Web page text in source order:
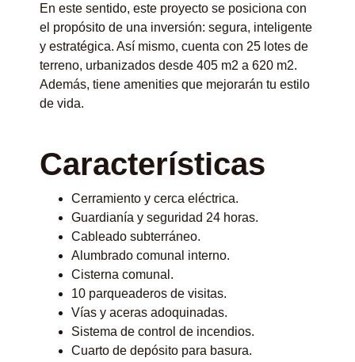
En este sentido, este proyecto se posiciona con
el propósito de una inversión: segura, inteligente
y estratégica. Así mismo, cuenta con 25 lotes de
terreno, urbanizados desde 405 m2 a 620 m2.
Además, tiene amenities que mejorarán tu estilo
de vida.
Características
Cerramiento y cerca eléctrica.
Guardianía y seguridad 24 horas.
Cableado subterráneo.
Alumbrado comunal interno.
Cisterna comunal.
10 parqueaderos de visitas.
Vías y aceras adoquinadas.
Sistema de control de incendios.
Cuarto de depósito para basura.